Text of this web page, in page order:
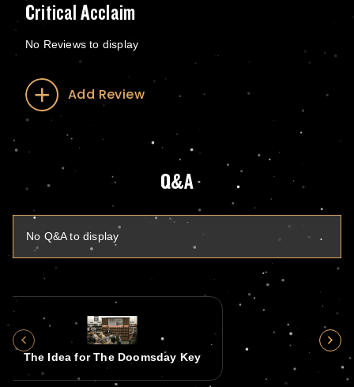
Critical Acclaim
No Reviews to display
Add Review
Q&A
No Q&A to display
The Idea for The Doomsday Key